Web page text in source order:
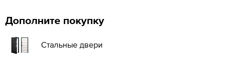
Дополните покупку
Стальные двери